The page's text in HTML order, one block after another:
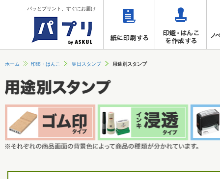
パッとプリント、すぐにお届け
ホーム 印鑑・はんこ 翌日スタンプ 用途別スタンプ